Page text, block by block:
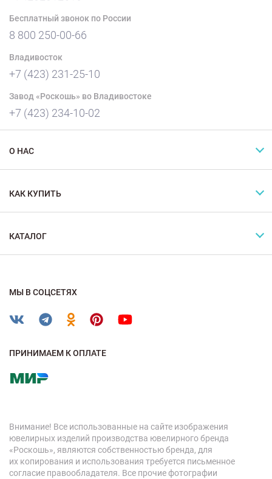
Бесплатный звонок по России
8 800 250-00-66
Владивосток
+7 (423) 231-25-10
Завод «Роскошь» во Владивостоке
+7 (423) 234-10-02
О НАС
КАК КУПИТЬ
КАТАЛОГ
МЫ В СОЦСЕТЯХ
ПРИНИМАЕМ К ОПЛАТЕ
Внимание! Все использованные на сайте изображения
ювелирных изделий производства ювелирного бренда
«Роскошь», являются собственностью бренда, для
их копирования и использования требуется письменное
согласие правообладателя. Все прочие фотографии